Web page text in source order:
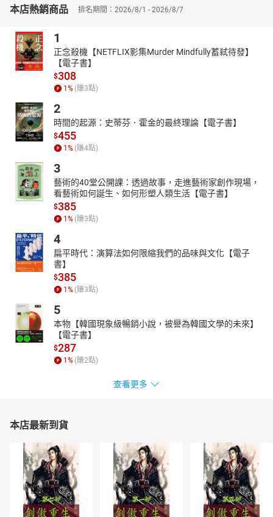
歷史文獻為基礎，系統性地分析了從上古到近代的黃河治理與地理
性，透過研究歷代治理黃河的紀錄，描繪出黃河流經中華文明的痕
跡，對於水利學者、歷史學家及當代治水政策的實施均有極其重要
的價值。
本店熱銷商品 排名期間：2026/8/1 - 2026/8/7
1
正念殺機【NETFLIX影集Murder Mindfully蓄弒待發】
【電子書】
$308
1 % (賺3點)
2
時間的起源：史蒂芬．霍金的最終理論【電子書】
$455
1 % (賺4點)
3
藝術的40堂公開課：透過故事，走進藝術家創作現場，
看藝術如何誕生、如何形塑人類生活【電子書】
$385
1 % (賺3點)
4
扁平時代：演算法如何限縮我們的品味與文化【電子
書】
$385
1 % (賺3點)
5
本物【韓國現象級暢銷小說，被譽為韓國文學的未來】
【電子書】
$287
1 % (賺2點)
查看更多
本店最新到貨